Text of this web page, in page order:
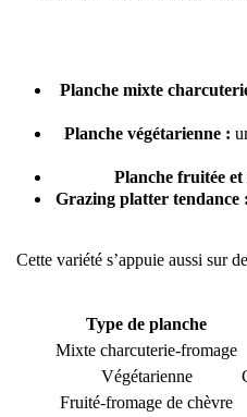
Planche mixte
Planche végétarienne :
Planche fruitée
Grazing platter tendance :
Cette variété s’appuie aussi sur
Type de planche
Mixte charcuterie-fromage
Végétarienne
Fruité-fromage de chèvre